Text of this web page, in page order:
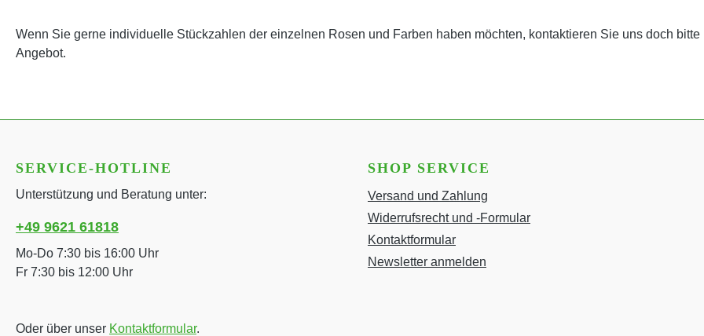
Wenn Sie gerne individuelle Stückzahlen der einzelnen Rosen und Farben haben möchten, kontaktieren Sie uns doch
Angebot.
SERVICE-HOTLINE
Unterstützung und Beratung unter:
+49 9621 61818
Mo-Do 7:30 bis 16:00 Uhr
Fr 7:30 bis 12:00 Uhr
Oder über unser Kontaktformular.
SHOP SERVICE
Versand und Zahlung
Widerrufsrecht und -Formular
Kontaktformular
Newsletter anmelden